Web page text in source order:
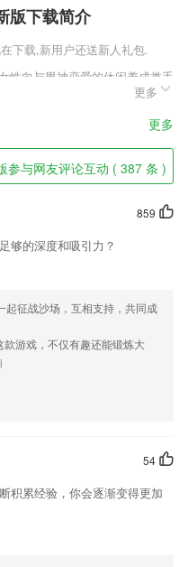
版下载简介
下载,新用户还送新人礼包.
性向与男神恋爱的休闲养成类手
有着自己的特点和脾气，这么多
在这里只是给他们打工，不过
有许多超可爱的恶魔男友陪你，
与他们的友好度可以解锁特殊剧
陶冶孩子的情操，促进脑力智
，进行裁剪，之后选择您喜欢的
做有价值的传播
日常语言讲解，让您快速学习常
更多
更多
参与网友评论互动 ( 387 条 )
859
够的深度和吸引力？
起征战沙场，互相支持，共同成
款游戏，不仅有趣还能锻炼大
54
积累经验，你会逐渐变得更加